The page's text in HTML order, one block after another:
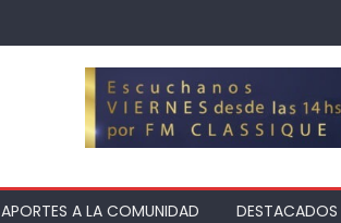
APORTES A LA COMUNIDAD DESTACADOS